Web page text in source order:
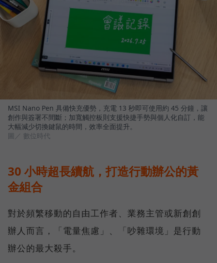
MSI Nano Pen 具備快充優勢，充電 13 秒即可使用約 45 分鐘，讓
創作與簽署不間斷；加寬觸控板則支援快捷手勢與個人化自訂，能
大幅減少切換鍵鼠的時間，效率全面提升。
圖／ 數位時代
30 小時超長續航，打造行動辦公的黃
金組合
對於頻繁移動的自由工作者、業務主管或新創創
辦人而言，「電量焦慮」、「吵雜環境」是行動
辦公的最大殺手。